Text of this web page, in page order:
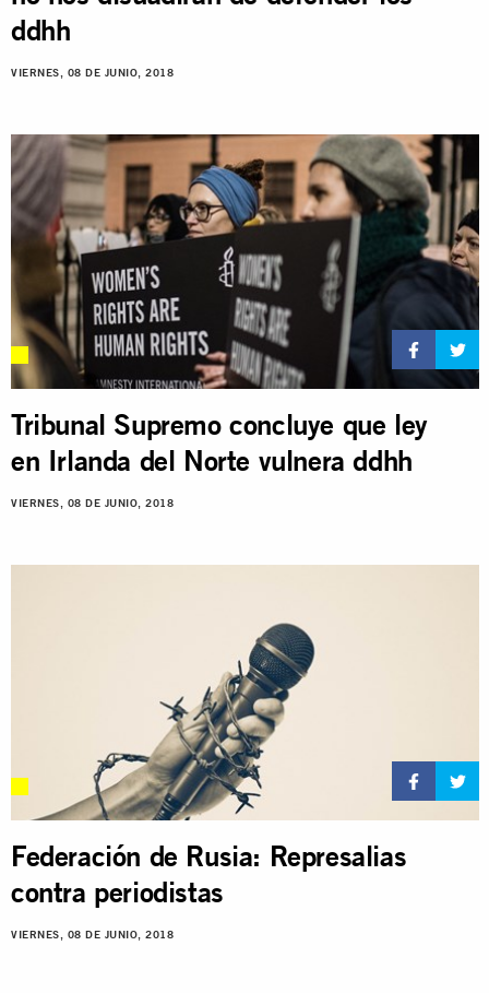
ddhh
VIERNES, 08 DE JUNIO, 2018
Tribunal Supremo concluye que ley
en Irlanda del Norte vulnera ddhh
VIERNES, 08 DE JUNIO, 2018
Federación de Rusia: Represalias
contra periodistas
VIERNES, 08 DE JUNIO, 2018